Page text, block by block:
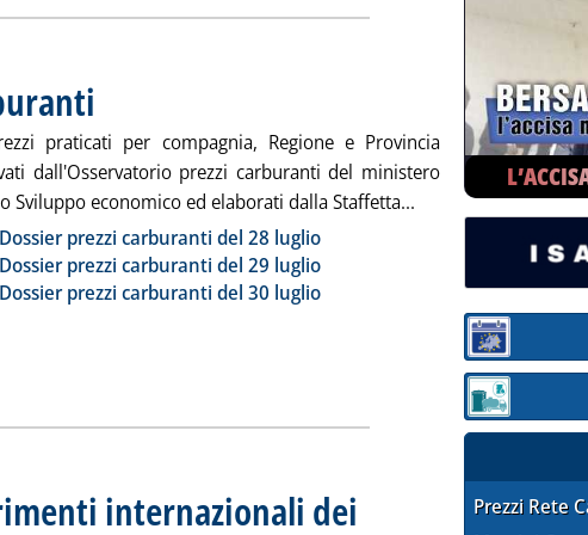
praticati per compagnia, Regione e Provincia
dall'Osservatorio prezzi carburanti del ministero
Sviluppo economico ed elaborati dalla Staffetta... Leggi tutta la
Dossier prezzi carburanti del 28 luglio
Dossier prezzi carburanti del 29 luglio
Dossier prezzi carburanti del 30 luglio
internazionali dei
Sezione:
Sezione:
Prezzi Rete